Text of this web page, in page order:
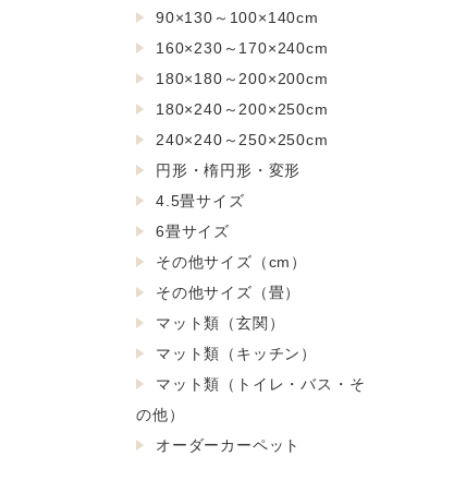
90×130～100×140cm
160×230～170×240cm
180×180～200×200cm
180×240～200×250cm
240×240～250×250cm
円形・楕円形・変形
4.5畳サイズ
6畳サイズ
その他サイズ（cm）
その他サイズ（畳）
マット類（玄関）
マット類（キッチン）
マット類（トイレ・バス・そ
の他）
オーダーカーペット